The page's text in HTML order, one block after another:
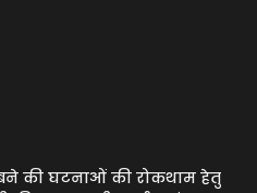
की घटनाओं की रोकथाम हेतु